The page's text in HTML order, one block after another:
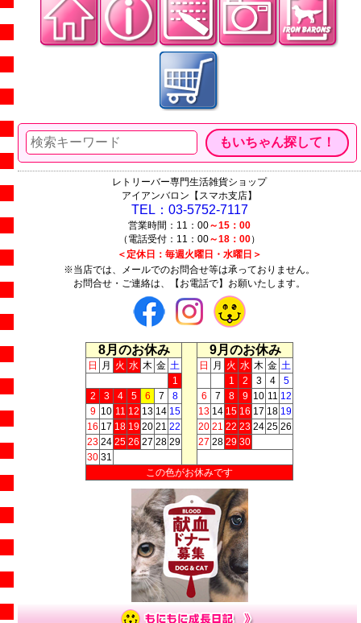
レトリーバー専門生活雑貨ショップ
アイアンバロン【スマホ支店】
TEL：03-5752-7117
営業時間：11：00～15：00
（電話受付：11：00～18：00）
＜定休日：毎週火曜日・水曜日＞
※当店では、メールでのお問合せ等は承っておりません。
お問合せ・ご連絡は、【お電話で】お願いたします。
8月のお休み 9月のお休み
日 月 火 水 木 金 土 日 月 火 水 木 金 土
1
1 2 3 4
5
2
3 4 5 6 7 8 6 7 8 9 10 11 12
9 10 11 12 13 14 15 13 14 15 16 17 18 19
16 17 18 19 20 21 22 20 21 22 23 24 25 26
23 24 25 26 27 28 29 27 28 29 30
30 31
この色がお休みです